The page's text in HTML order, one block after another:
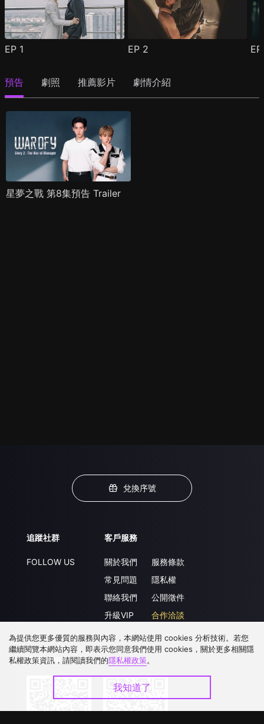
EP 1 EP 2
預告 劇照 推薦影片 劇情介紹
星夢之戰 第8集預告 Trailer
兌換序號
追蹤社群
FOLLOW US
客戶服務
關於我們
常見問題
聯絡我們
升級VIP
服務條款
隱私權
公開徵件
合作洽談
下載 APP
為提供您更多優質的服務與內容，本網站使用 cookies 分析技術。若您
繼續閱覽本網站內容，即表示您同意我們使用 cookies，關於更多相關隱
私權政策資訊，請閱讀我們的隱私權政策。
我知道了